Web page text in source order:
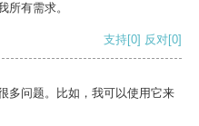
所有需求。
支持[0] 反对[0]
多问题。比如，我可以使用它来